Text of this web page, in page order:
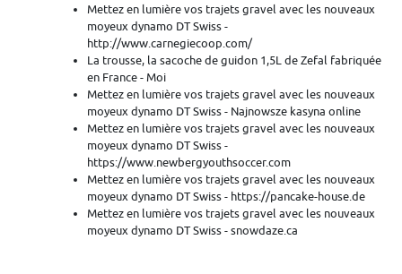
Mettez en lumière vos trajets gravel avec les nouveaux
moyeux dynamo DT Swiss -
http://www.carnegiecoop.com/
La trousse, la sacoche de guidon 1,5L de Zefal fabriquée
en France - Moi
Mettez en lumière vos trajets gravel avec les nouveaux
moyeux dynamo DT Swiss - Najnowsze kasyna online
Mettez en lumière vos trajets gravel avec les nouveaux
moyeux dynamo DT Swiss -
https://www.newbergyouthsoccer.com
Mettez en lumière vos trajets gravel avec les nouveaux
moyeux dynamo DT Swiss - https://pancake-house.de
Mettez en lumière vos trajets gravel avec les nouveaux
moyeux dynamo DT Swiss - snowdaze.ca